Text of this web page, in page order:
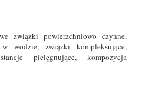
związki powierzchniowo czynne,
w wodzie, związki kompleksujące,
pielęgnujące, kompozycja